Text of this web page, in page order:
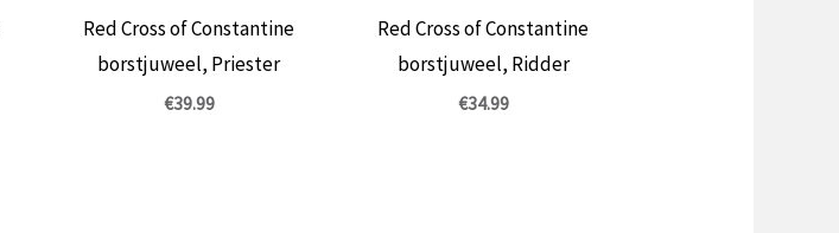
Red Cross of Constantine
borstjuweel, Priester
€39.99
Red Cross of Constantine
borstjuweel, Ridder
€34.99